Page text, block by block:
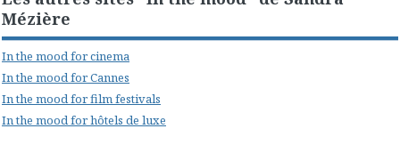
Mézière
In the mood for cinema
In the mood for Cannes
In the mood for film festivals
In the mood for hôtels de luxe